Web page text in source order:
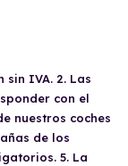
sin IVA. 2. Las
con el
nuestros coches
de los
5. La